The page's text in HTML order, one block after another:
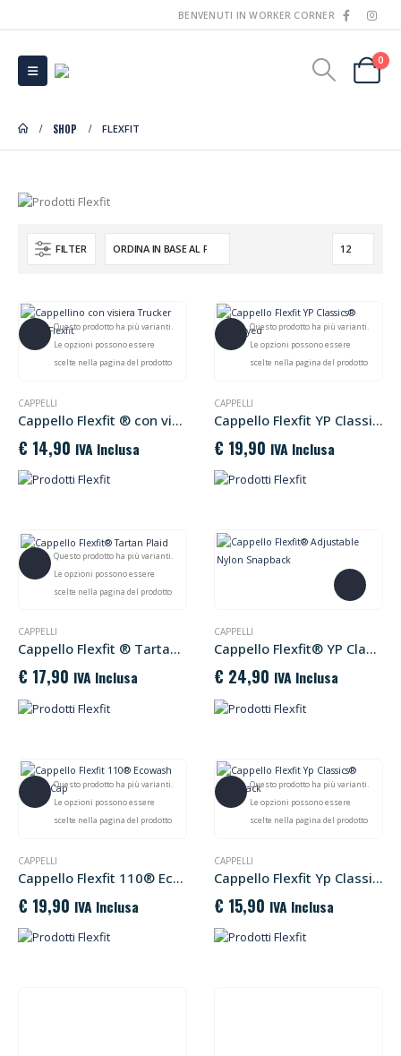
BENVENUTI IN WORKER CORNER
0
SHOP FLEXFIT
FILTER
Questo prodotto ha più varianti.
Le opzioni possono essere
scelte nella pagina del prodotto
CAPPELLI
Cappello Flexfit ® con visiera Trucker Retro
€ 14,90 IVA Inclusa
Questo prodotto ha più varianti.
Le opzioni possono essere
scelte nella pagina del prodotto
CAPPELLI
Cappello Flexfit YP Classics® Destroyed
€ 19,90 IVA Inclusa
Questo prodotto ha più varianti.
Le opzioni possono essere
scelte nella pagina del prodotto
CAPPELLI
Cappello Flexfit ® Tartan Plaid
€ 17,90 IVA Inclusa
CAPPELLI
Cappello Flexfit® YP Classic® Snapback
€ 24,90 IVA Inclusa
Questo prodotto ha più varianti.
Le opzioni possono essere
scelte nella pagina del prodotto
CAPPELLI
Cappello Flexfit 110® Ecowash Alpha Cap
€ 19,90 IVA Inclusa
Questo prodotto ha più varianti.
Le opzioni possono essere
scelte nella pagina del prodotto
CAPPELLI
Cappello Flexfit Yp Classics® Snapback
€ 15,90 IVA Inclusa